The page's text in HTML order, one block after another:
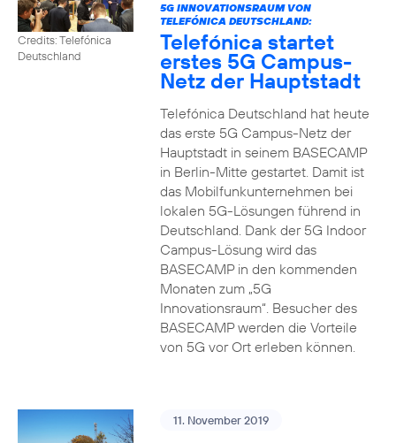
Credits: Telefónica
Deutschland
5G INNOVATIONSRAUM VON
TELEFÓNICA DEUTSCHLAND:
Telefónica startet
erstes 5G Campus-
Netz der Hauptstadt
Telefónica Deutschland hat heute
das erste 5G Campus-Netz der
Hauptstadt in seinem BASECAMP
in Berlin-Mitte gestartet. Damit ist
das Mobilfunkunternehmen bei
lokalen 5G-Lösungen führend in
Deutschland. Dank der 5G Indoor
Campus-Lösung wird das
BASECAMP in den kommenden
Monaten zum „5G
Innovationsraum“. Besucher des
BASECAMP werden die Vorteile
von 5G vor Ort erleben können.
11. November 2019